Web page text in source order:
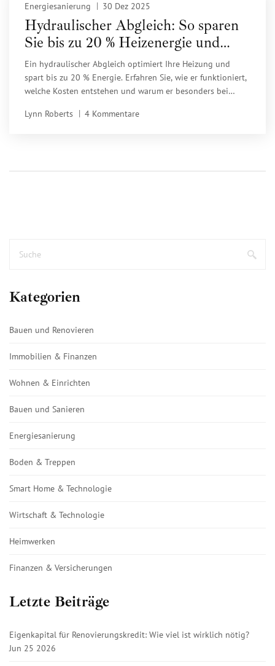
Energiesanierung 30 Dez 2025
Hydraulischer Abgleich: So sparen
Sie bis zu 20 % Heizenergie und
CO₂-Emissionen
Ein hydraulischer Abgleich optimiert Ihre Heizung und
spart bis zu 20 % Energie. Erfahren Sie, wie er funktioniert,
welche Kosten entstehen und warum er besonders bei
Lynn Roberts
4 Kommentare
Kategorien
Bauen und Renovieren
Immobilien & Finanzen
Wohnen & Einrichten
Bauen und Sanieren
Energiesanierung
Boden & Treppen
Smart Home & Technologie
Wirtschaft & Technologie
Heimwerken
Finanzen & Versicherungen
Letzte Beiträge
Eigenkapital für Renovierungskredit: Wie viel ist wirklich nötig?
Jun 25 2026